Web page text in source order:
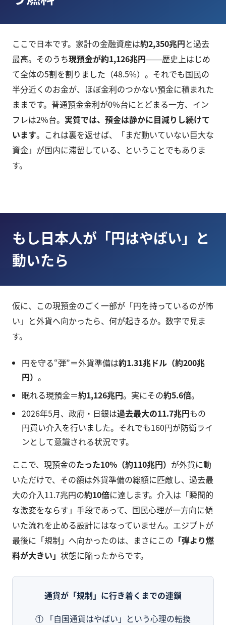
ここで日本です。家計の金融資産は約2,350兆円と過去
最高。そのうち現預金が約1,126兆円――歴史上はじめ
て全体の5割を割りました（48.5%）。それでも国民の
半分近くのお金が、ほぼ金利のつかない預金に積まれた
ままです。普通預金金利が0%台にとどまる一方、イン
フレは2%台。 実質では、預金は静かに目減りし続けて
います。これは裏を返せば、「まだ動いていない巨大な
資金」が国内に滞留している、ということでもありま
す。
もし日本人が「円はやばい」と
動いたら
仮に、この現預金のごく一部が「円を持っているのが怖
い」と外貨へ向かったら、何が起きるか。数字で見ま
す。
円を守る“弾”＝外貨準備は約1.31兆ドル（約200兆
円）。
眠れる現預金＝約1,126兆円。実にその約5.6倍。
2026年5月、政府・日銀は過去最大の11.7兆円もの
円買い介入を行いました。それでも160円が防衛ライ
ンとして意識される状況です。
ここで、現預金のたった10%（約110兆円） が外貨に動
いただけで、その額は外貨準備の総額に匹敵し、過去最
大の介入11.7兆円の約10倍に達します。介入は「瞬間的
な激変をならす」手段であって、国民心理が一方向に傾
いた流れを止める設計にはなっていません。エジプトが
最後に「規制」へ向かったのは、まさにこの 「弾より燃
料が大きい」 状態に陥ったからです。
通貨が「規制」に行き着くまでの連鎖
① 「自国通貨はやばい」という心理の転換